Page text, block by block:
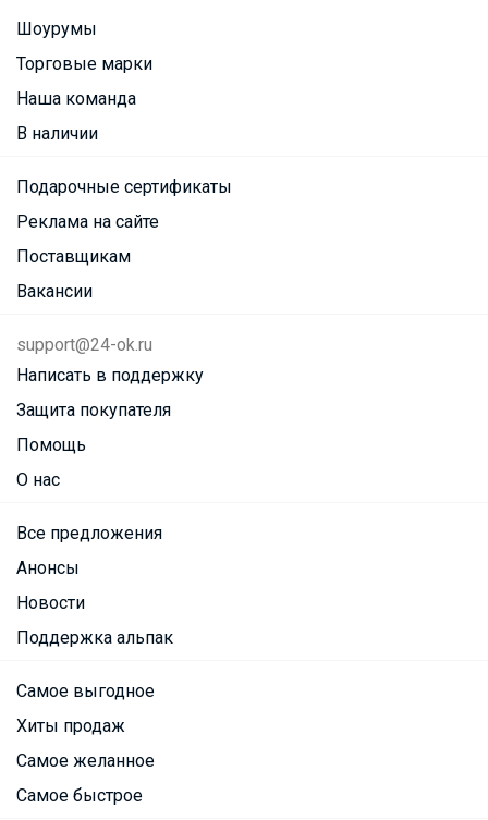
Шоурумы
Торговые марки
Наша команда
В наличии
Подарочные сертификаты
Реклама на сайте
Поставщикам
Вакансии
support@24-ok.ru
Написать в поддержку
Защита покупателя
Помощь
О нас
Все предложения
Анонсы
Новости
Поддержка альпак
Самое выгодное
Хиты продаж
Самое желанное
Самое быстрое